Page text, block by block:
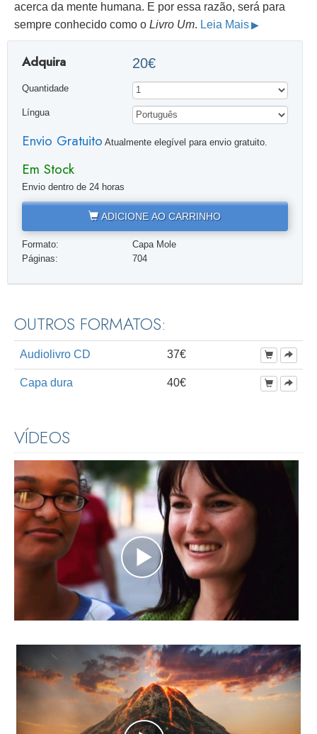
acerca da mente humana. E por essa razão, será para
sempre conhecido como o Livro Um. Leia Mais
Adquira 20€
Quantidade
Língua
Envio Gratuito Atualmente elegível para envio gratuito.
Em Stock
Envio dentro de 24 horas
ADICIONE AO CARRINHO
Formato:
Capa Mole
Páginas:
704
OUTROS FORMATOS:
Audiolivro CD 37€
Capa dura 40€
VÍDEOS